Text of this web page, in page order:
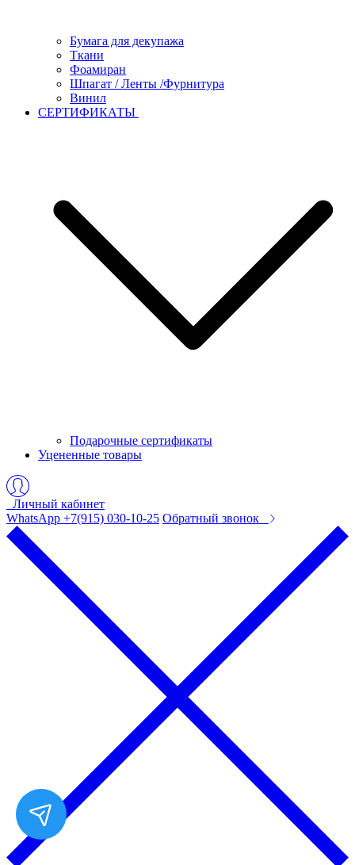
Бумага для декупажа
Ткани
Фоамиран
Шпагат / Ленты /Фурнитура
Винил
СЕРТИФИКАТЫ
Подарочные сертификаты
Уцененные товары
Личный кабинет
WhatsApp +7(915) 030-10-25 Обратный звонок